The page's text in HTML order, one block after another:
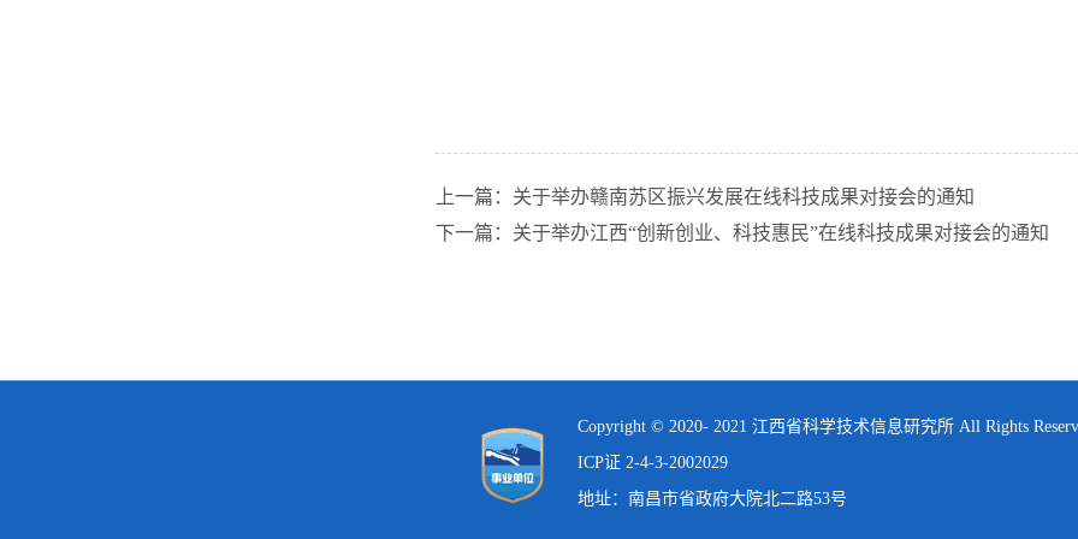
上一篇：关于举办赣南苏区振兴发展在线科技成果对接会的通知
下一篇：关于举办江西“创新创业、科技惠民”在线科技成果对接会的通知
Copyright © 2020- 2021 江西省科学技术信息研究所 All Rights
ICP证 2-4-3-2002029
地址：南昌市省政府大院北二路53号